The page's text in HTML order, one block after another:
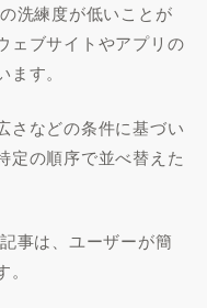
洗練度が低いことが
ェブサイトやアプリの
す。
さなどの条件に基づい
定の順序で並べ替えた
事は、ユーザーが簡